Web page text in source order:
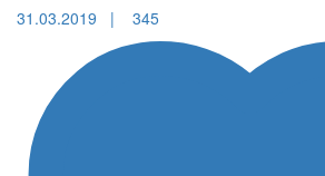
31.03.2019 |
345